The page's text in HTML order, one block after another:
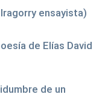
ensayista)
de Elías David
de un